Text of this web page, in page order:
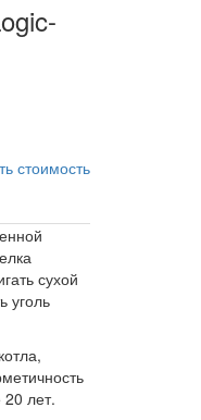
стоимость
сухой
уголь
лет.